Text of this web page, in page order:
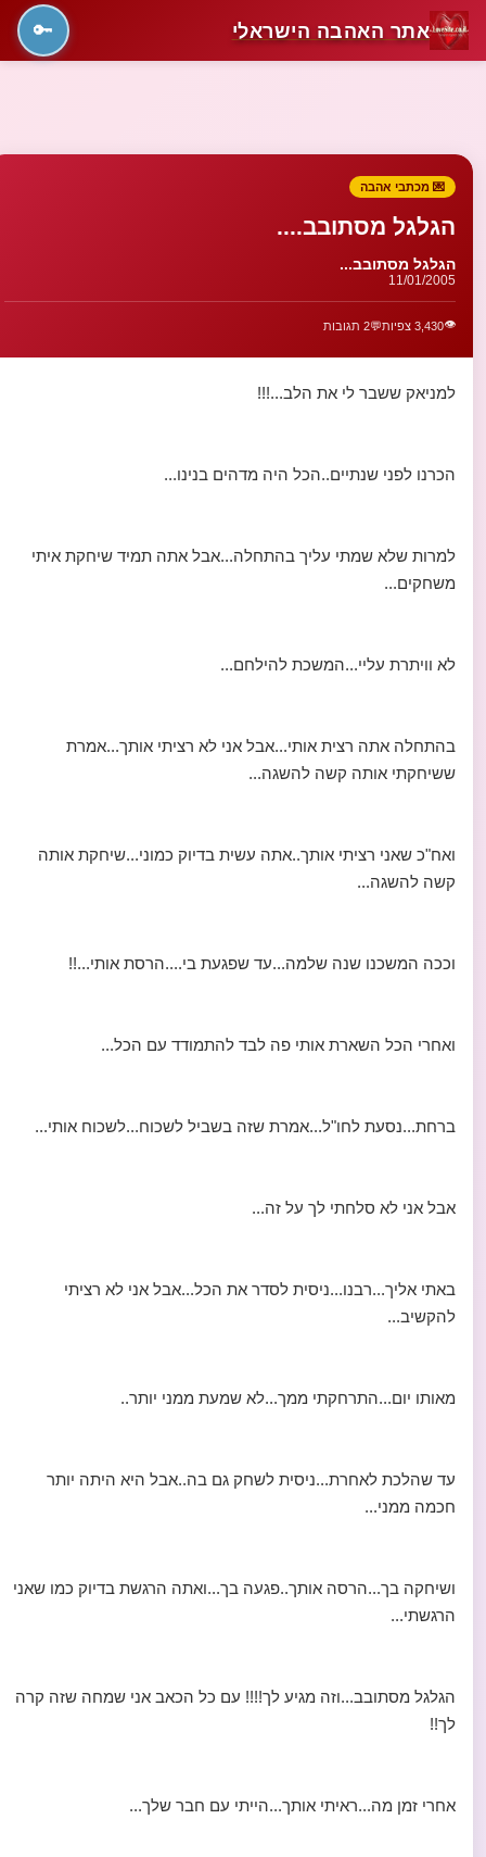
אתר האהבה הישראלי 🔑
💌 מכתבי אהבה
הגלגל מסתובב....
הגלגל מסתובב...
11/01/2005
👁️3,430 צפיות 💬2 תגובות
למניאק ששבר לי את הלב...!!!
הכרנו לפני שנתיים..הכל היה מדהים בנינו...
למרות שלא שמתי עליך בהתחלה...אבל אתה תמיד שיחקת איתי
משחקים...
לא וויתרת עליי...המשכת להילחם...
בהתחלה אתה רצית אותי...אבל אני לא רציתי אותך...אמרת
ששיחקתי אותה קשה להשגה...
ואח"כ שאני רציתי אותך..אתה עשית בדיוק כמוני...שיחקת אותה
קשה להשגה...
וככה המשכנו שנה שלמה...עד שפגעת בי....הרסת אותי...!!
ואחרי הכל השארת אותי פה לבד להתמודד עם הכל...
ברחת...נסעת לחו"ל...אמרת שזה בשביל לשכוח...לשכוח אותי...
אבל אני לא סלחתי לך על זה...
באתי אליך...רבנו...ניסית לסדר את הכל...אבל אני לא רציתי
להקשיב...
מאותו יום...התרחקתי ממך...לא שמעת ממני יותר..
עד שהלכת לאחרת...ניסית לשחק גם בה..אבל היא היתה יותר
חכמה ממני...
ושיחקה בך...הרסה אותך..פגעה בך...ואתה הרגשת בדיוק כמו שאני
הרגשתי...
הגלגל מסתובב...וזה מגיע לך!!!! עם כל הכאב אני שמחה שזה קרה
לך!!
אחרי זמן מה...ראיתי אותך...הייתי עם חבר שלך...